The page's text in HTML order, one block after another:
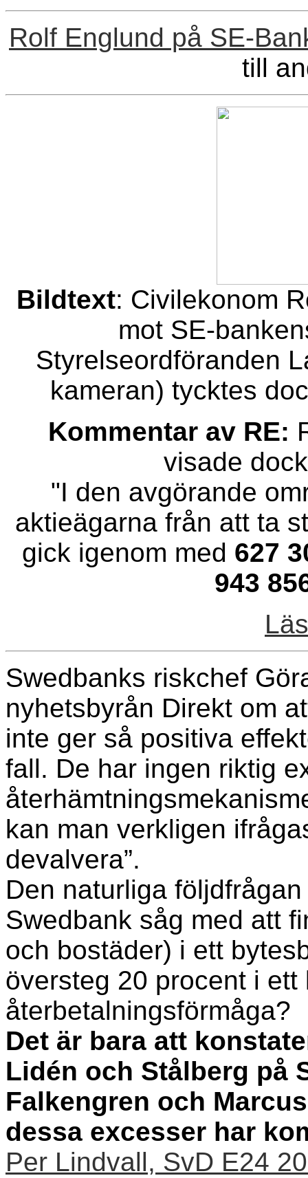
Rolf Englund på SE-
till
Bildtext: Civilekonom
mot SE-
Styrelseordföranden
kameran) tycktes
Kommentar av RE:
visade
"I den avgörande
aktieägarna från att ta
gick igenom med 627
943
Swedbanks riskchef
nyhetsbyrån Direkt om
inte ger så positiva
fall. De har ingen riktig
kan man verkligen
devalvera”.
Den naturliga
Swedbank såg med att
och bostäder) i ett
översteg 20 procent i
återbetalningsförmåga?
Det är bara att
Lidén och Stålberg på
Falkengren och
dessa excesser har
Per Lindvall, SvD E24